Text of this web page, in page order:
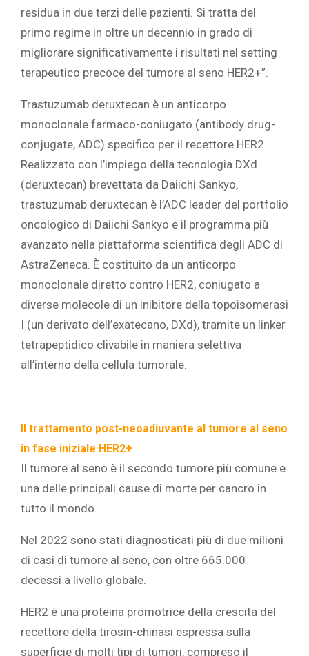
residua in due terzi delle pazienti. Si tratta del
primo regime in oltre un decennio in grado di
migliorare significativamente i risultati nel setting
terapeutico precoce del tumore al seno HER2+”.
Trastuzumab deruxtecan è un anticorpo
monoclonale farmaco-coniugato (antibody drug-
conjugate, ADC) specifico per il recettore HER2.
Realizzato con l’impiego della tecnologia DXd
(deruxtecan) brevettata da Daiichi Sankyo,
trastuzumab deruxtecan è l’ADC leader del portfolio
oncologico di Daiichi Sankyo e il programma più
avanzato nella piattaforma scientifica degli ADC di
AstraZeneca. È costituito da un anticorpo
monoclonale diretto contro HER2, coniugato a
diverse molecole di un inibitore della topoisomerasi
I (un derivato dell’exatecano, DXd), tramite un linker
tetrapeptidico clivabile in maniera selettiva
all’interno della cellula tumorale.
Il trattamento post-neoadiuvante al tumore al seno
in fase iniziale HER2+
Il tumore al seno è il secondo tumore più comune e
una delle principali cause di morte per cancro in
tutto il mondo.
Nel 2022 sono stati diagnosticati più di due milioni
di casi di tumore al seno, con oltre 665.000
decessi a livello globale.
HER2 è una proteina promotrice della crescita del
recettore della tirosin-chinasi espressa sulla
superficie di molti tipi di tumori, compreso il